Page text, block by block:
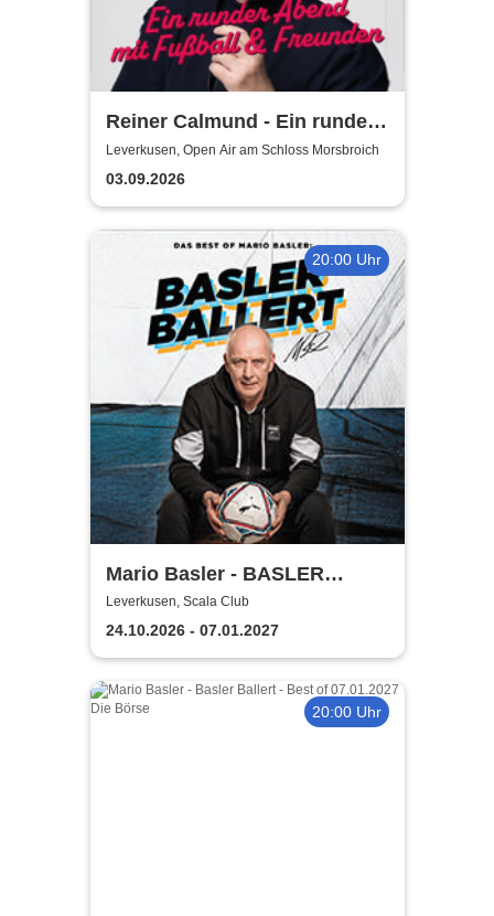
Reiner Calmund - Ein runder
Abend mit Fußball &
Freunden
Leverkusen, Open Air am Schloss Morsbroich
03.09.2026
20:00 Uhr
Mario Basler - BASLER
BALLERT - Best of
Leverkusen, Scala Club
24.10.2026 - 07.01.2027
20:00 Uhr